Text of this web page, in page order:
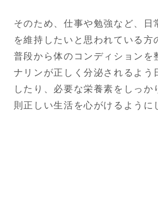
そのため、仕事や勉強など、日
を維持したいと思われている方
普段から体のコンディションを
ナリンが正しく分泌されるよう
したり、必要な栄養素をしっか
則正しい生活を心がけるように